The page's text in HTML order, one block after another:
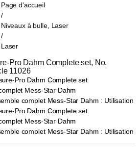
Page d'accueil
/
Niveaux à bulle, Laser
/
Laser
Pro Dahm Complete set, No.
11026